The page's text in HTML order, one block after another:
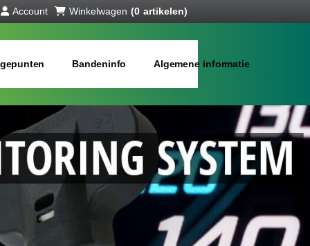
Account Winkelwagen (0 artikelen)
Bandeninfo Algemene informatie